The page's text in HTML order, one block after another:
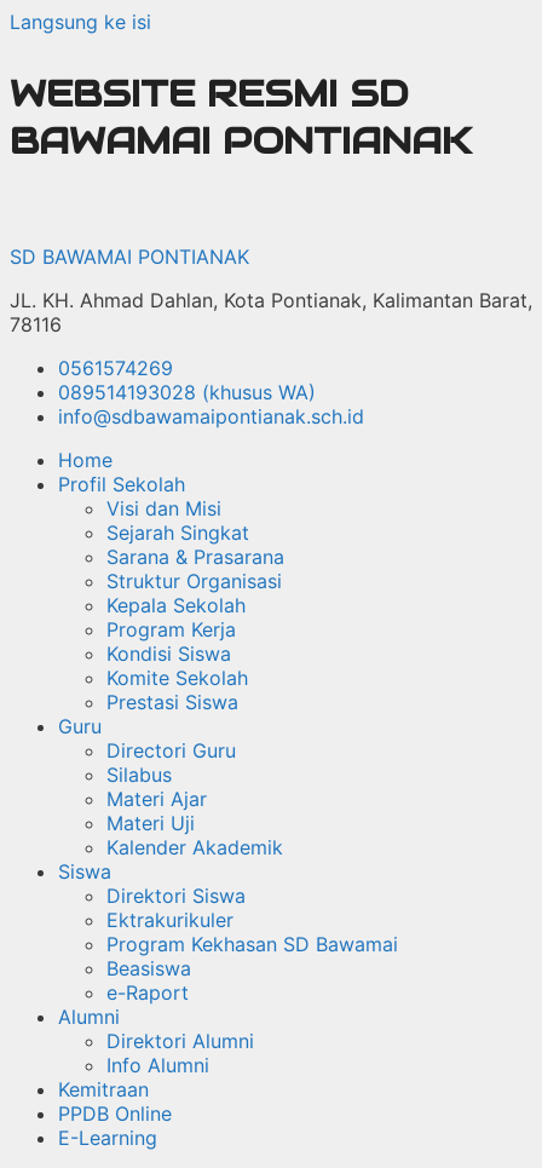
Langsung ke isi
WEBSITE RESMI SD
BAWAMAI PONTIANAK
SD BAWAMAI PONTIANAK
JL. KH. Ahmad Dahlan, Kota Pontianak, Kalimantan Barat,
78116
0561574269
089514193028 (khusus WA)
info@sdbawamaipontianak.sch.id
Home
Profil Sekolah
Visi dan Misi
Sejarah Singkat
Sarana & Prasarana
Struktur Organisasi
Kepala Sekolah
Program Kerja
Kondisi Siswa
Komite Sekolah
Prestasi Siswa
Guru
Directori Guru
Silabus
Materi Ajar
Materi Uji
Kalender Akademik
Siswa
Direktori Siswa
Ektrakurikuler
Program Kekhasan SD Bawamai
Beasiswa
e-Raport
Alumni
Direktori Alumni
Info Alumni
Kemitraan
PPDB Online
E-Learning